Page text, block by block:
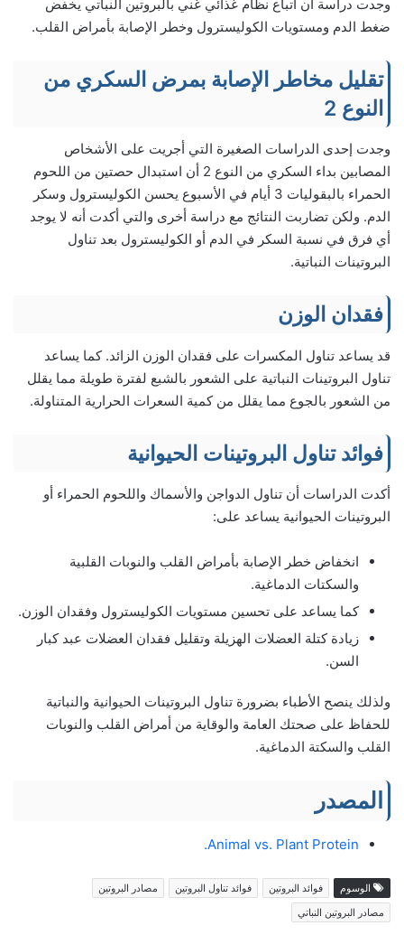
وجدت دراسة أن اتباع نظام غذائي غني بالبروتين النباتي يخفض
ضغط الدم ومستويات الكوليسترول وخطر الإصابة بأمراض القلب.
تقليل مخاطر الإصابة بمرض السكري من
النوع 2
وجدت إحدى الدراسات الصغيرة التي أجريت على الأشخاص
المصابين بداء السكري من النوع 2 أن استبدال حصتين من اللحوم
الحمراء بالبقوليات 3 أيام في الأسبوع يحسن الكوليسترول وسكر
الدم. ولكن تضاربت النتائج مع دراسة أخرى والتي أكدت أنه لا يوجد
أي فرق في نسبة السكر في الدم أو الكوليسترول بعد تناول
البروتينات النباتية.
فقدان الوزن
قد يساعد تناول المكسرات على فقدان الوزن الزائد. كما يساعد
تناول البروتينات النباتية على الشعور بالشبع لفترة طويلة مما يقلل
من الشعور بالجوع مما يقلل من كمية السعرات الحرارية المتناولة.
فوائد تناول البروتينات الحيوانية
أكدت الدراسات أن تناول الدواجن والأسماك واللحوم الحمراء أو
البروتينات الحيوانية يساعد على:
انخفاض خطر الإصابة بأمراض القلب والنوبات القلبية
والسكتات الدماغية.
كما يساعد على تحسين مستويات الكوليسترول وفقدان الوزن.
زيادة كتلة العضلات الهزيلة وتقليل فقدان العضلات عبد كبار
السن.
ولذلك ينصح الأطباء بضرورة تناول البروتينات الحيوانية والنباتية
للحفاظ على صحتك العامة والوقاية من أمراض القلب والنوبات
القلب والسكتة الدماغية.
المصدر
Animal vs. Plant Protein.
الوسوم فوائد البروتين فوائد تناول البروتين
مصادر البروتين
مصادر البروتين النباتي